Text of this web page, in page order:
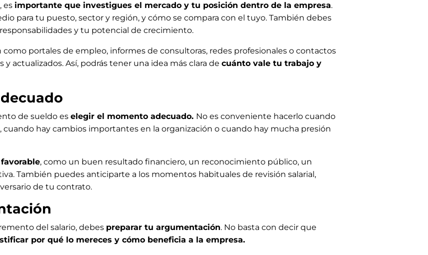
es importante que investigues el mercado y tu posición dentro de la empresa.
para tu puesto, sector y región, y cómo se compara con el tuyo. También debes
y tu potencial de crecimiento.
portales de empleo, informes de consultoras, redes profesionales o contactos
actualizados. Así, podrás tener una idea más clara de cuánto vale tu trabajo y
de sueldo es elegir el momento adecuado. No es conveniente hacerlo cuando
cuando hay cambios importantes en la organización o cuando hay mucha presión
, como un buen resultado financiero, un reconocimiento público, un
También puedes anticiparte a los momentos habituales de revisión salarial,
de tu contrato.
del salario, debes preparar tu argumentación. No basta con decir que
por qué lo mereces y cómo beneficia a la empresa.